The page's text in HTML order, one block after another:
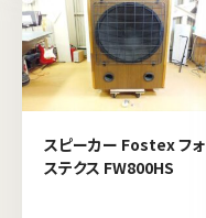
スピーカー Fostex フォ
ステクス FW800HS